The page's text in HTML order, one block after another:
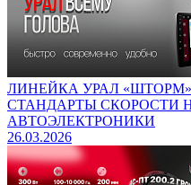
ЛИНЕЙКА УРАЛ
СТАНДАРТЫ СКОРОСТИ
АВТОЭЛЕКТРОНИКИ
26.03.2026